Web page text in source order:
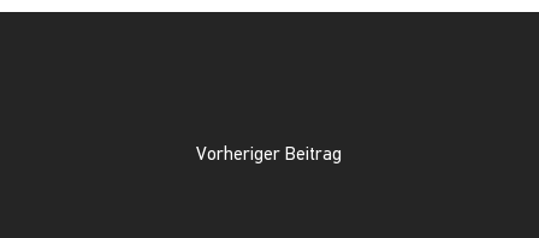
Vorheriger Beitrag